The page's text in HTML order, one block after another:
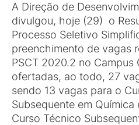
A Direção de
divulgou, hoje (29) o
Processo Seletivo
preenchimento de vagas
PSCT 2020.2 no Campus
ofertadas, ao todo, 27
sendo 13 vagas para o
Subsequente em Química
Curso Técnico